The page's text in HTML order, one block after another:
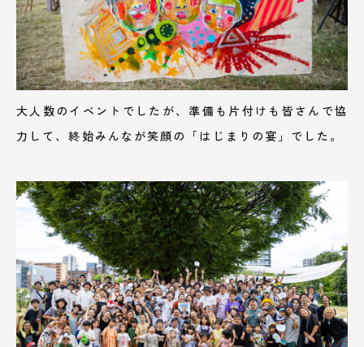
大人数のイベントでしたが、準備も片付けも皆さんで協
力して、終始みんなが笑顔の「はじまりの宴」でした。